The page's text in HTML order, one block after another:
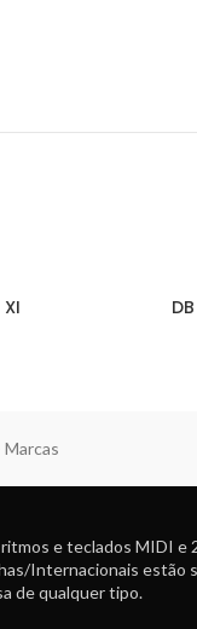
e teclados MIDI
Internacionais estão
de qualquer tipo.